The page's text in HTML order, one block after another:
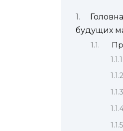
будущих